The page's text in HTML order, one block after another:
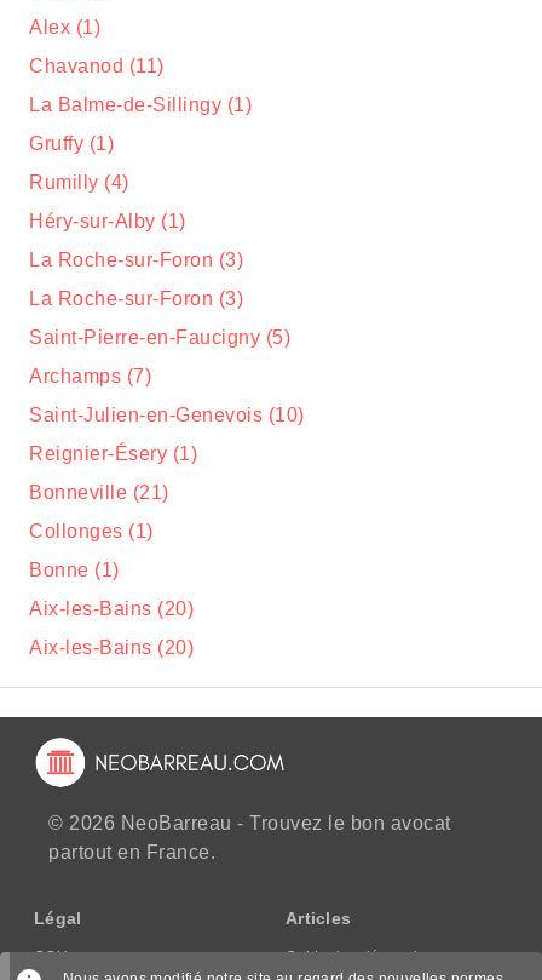
Alex (1)
Chavanod (11)
La Balme-de-Sillingy (1)
Gruffy (1)
Rumilly (4)
Héry-sur-Alby (1)
La Roche-sur-Foron (3)
La Roche-sur-Foron (3)
Saint-Pierre-en-Faucigny (5)
Archamps (7)
Saint-Julien-en-Genevois (10)
Reignier-Ésery (1)
Bonneville (21)
Collonges (1)
Bonne (1)
Aix-les-Bains (20)
Aix-les-Bains (20)
© 2026 NeoBarreau - Trouvez le bon avocat
partout en France.
Légal
CGU
Articles
Guide des démarches